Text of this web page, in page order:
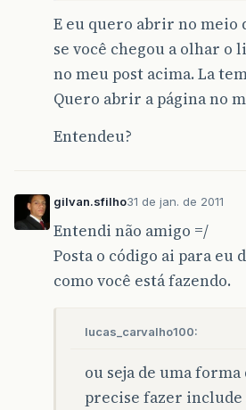
E eu quero abrir no meio
se você chegou a olhar o
no meu post acima. La
Quero abrir a página no
Entendeu?
gilvan.sfilho31 de jan. de 2011
Entendi não amigo =/
Posta o código ai para eu
como você está fazendo.
lucas_carvalho100:
ou seja de uma forma
precise fazer include